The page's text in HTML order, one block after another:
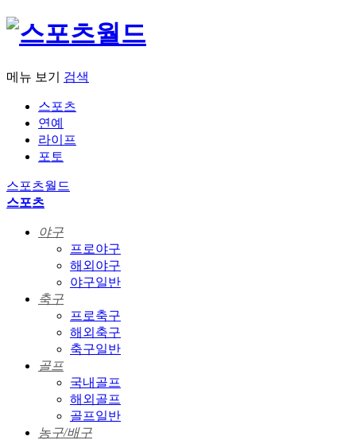
메뉴 보기 검색
스포츠
연예
라이프
포토
스포츠월드
스포츠
야구
프로야구
해외야구
야구일반
축구
프로축구
해외축구
축구일반
골프
국내골프
해외골프
골프일반
농구/배구